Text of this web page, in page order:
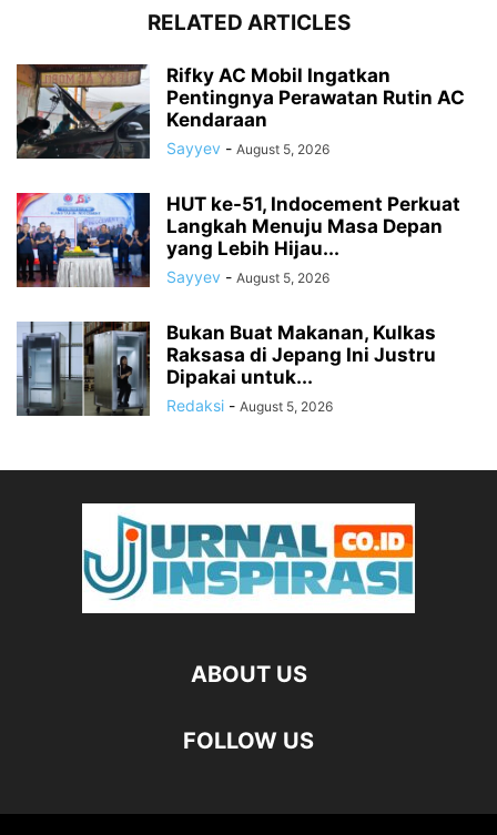
RELATED ARTICLES
Rifky AC Mobil Ingatkan
Pentingnya Perawatan Rutin AC
Kendaraan
Sayyev - August 5, 2026
HUT ke-51, Indocement Perkuat
Langkah Menuju Masa Depan
yang Lebih Hijau...
Sayyev - August 5, 2026
Bukan Buat Makanan, Kulkas
Raksasa di Jepang Ini Justru
Dipakai untuk...
Redaksi - August 5, 2026
ABOUT US
FOLLOW US